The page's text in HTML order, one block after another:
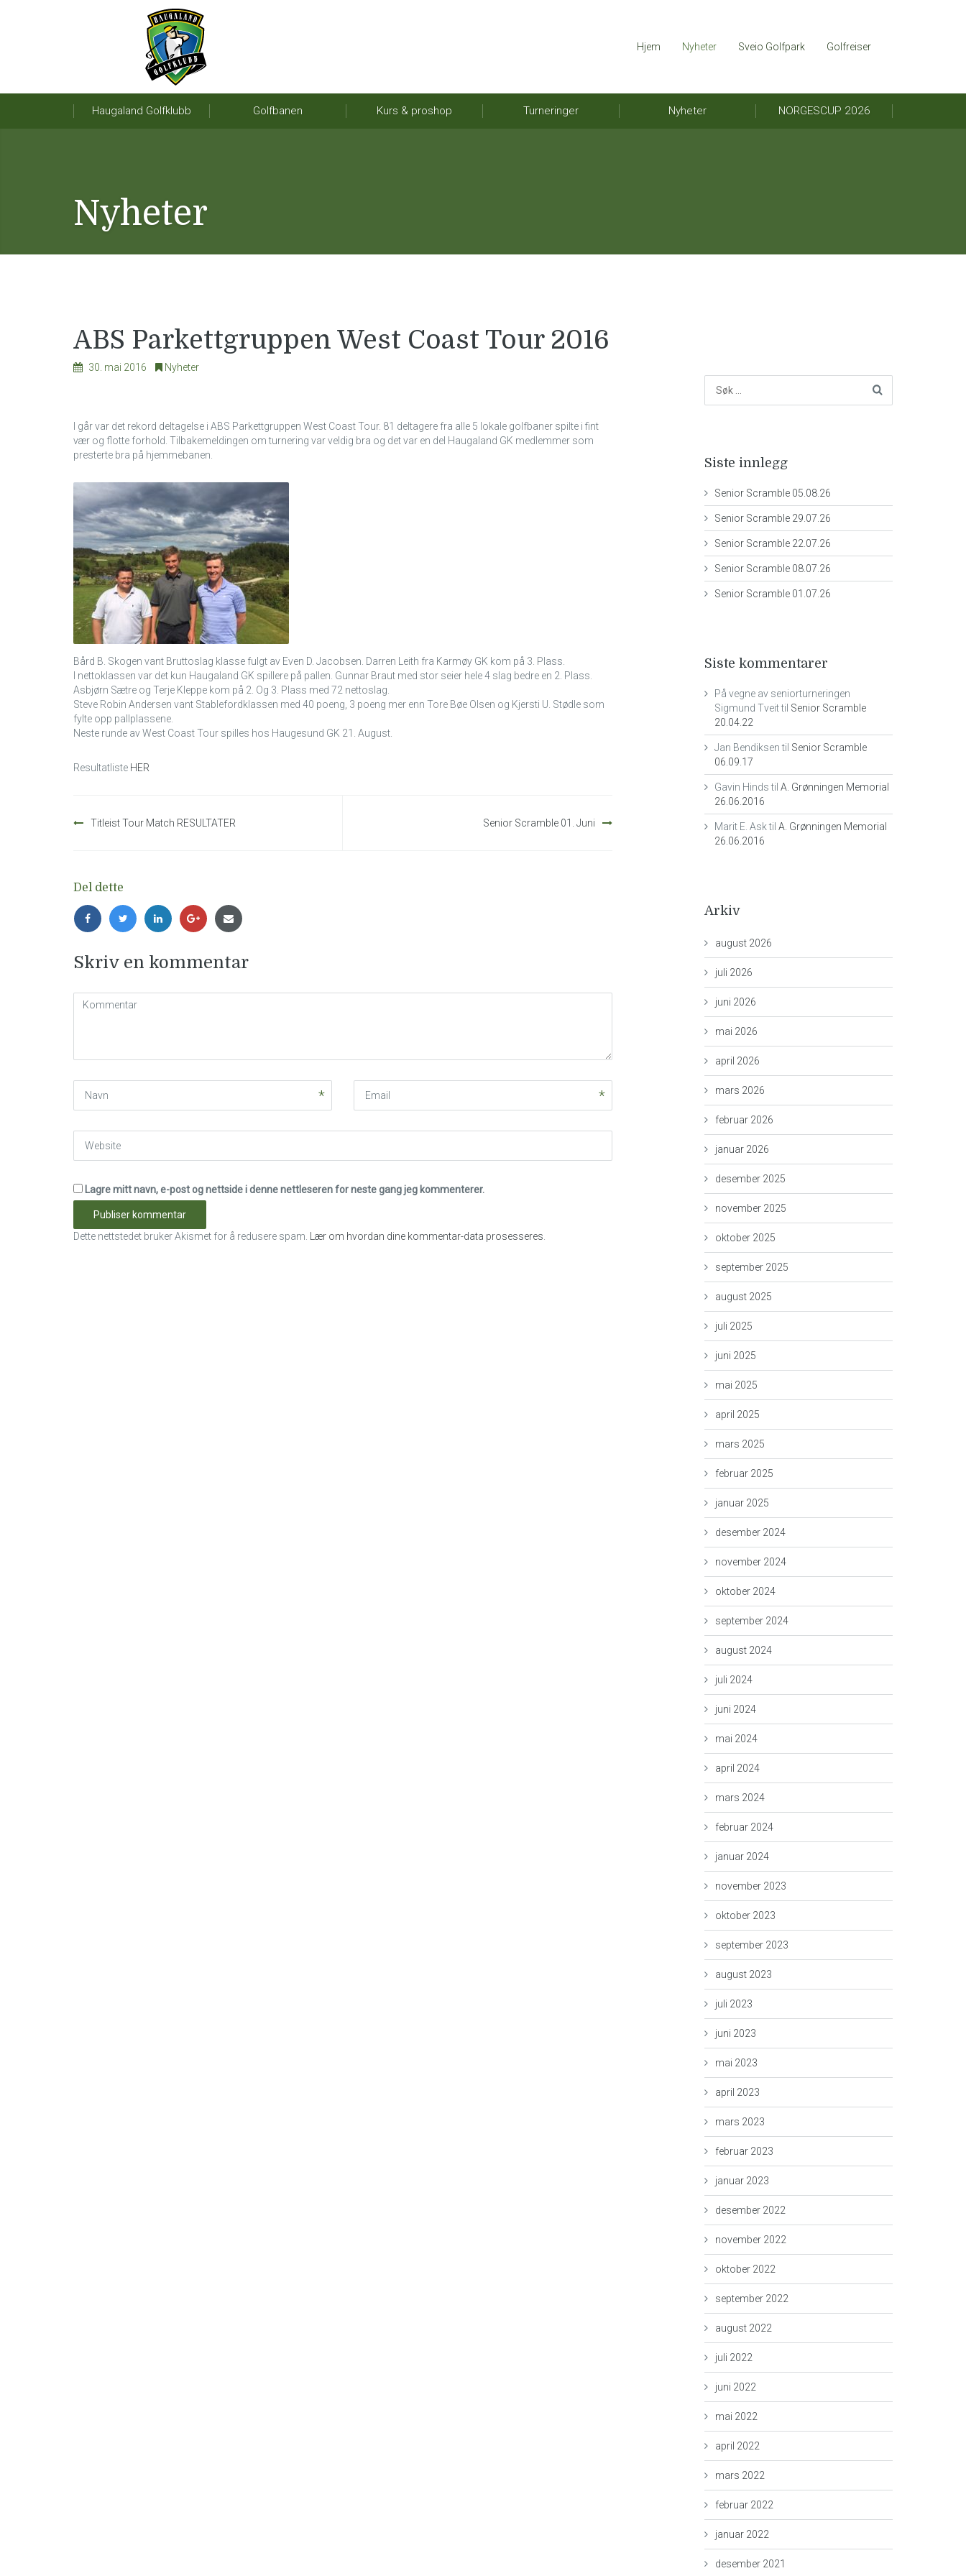
Hjem Nyheter Sveio Golfpark Golfreiser
Haugaland Golfklubb Golfbanen Kurs & proshop Turneringer Nyheter NORGESCUP 2026
Nyheter
ABS Parkettgruppen West Coast Tour 2016
30. mai 2016 Nyheter
I går var det rekord deltagelse i ABS Parkettgruppen West Coast Tour. 81 deltagere fra alle 5 lokale golfbaner spilte i fint
vær og flotte forhold. Tilbakemeldingen om turnering var veldig bra og det var en del Haugaland GK medlemmer som
presterte bra på hjemmebanen.
Bård B. Skogen vant Bruttoslag klasse fulgt av Even D. Jacobsen. Darren Leith fra Karmøy GK kom på 3. Plass.
I nettoklassen var det kun Haugaland GK spillere på pallen. Gunnar Braut med stor seier hele 4 slag bedre en 2. Plass.
Asbjørn Sætre og Terje Kleppe kom på 2. Og 3. Plass med 72 nettoslag.
Steve Robin Andersen vant Stablefordklassen med 40 poeng, 3 poeng mer enn Tore Bøe Olsen og Kjersti U. Stødle som
fylte opp pallplassene.
Neste runde av West Coast Tour spilles hos Haugesund GK 21. August.
Resultatliste HER
Titleist Tour Match RESULTATER Senior Scramble 01. Juni
Del dette
Skriv en kommentar
Kommentar
Lagre mitt navn, e-post og nettside i denne nettleseren for neste gang jeg kommenterer.
Dette nettstedet bruker Akismet for å redusere spam. Lær om hvordan dine kommentar-data prosesseres
Siste innlegg
Senior Scramble 05.08.26
Senior Scramble 29.07.26
Senior Scramble 22.07.26
Senior Scramble 08.07.26
Senior Scramble 01.07.26
Siste kommentarer
På vegne av seniorturneringen
Sigmund Tveittil Senior Scramble
20.04.22
Jan Bendiksentil Senior Scramble
06.09.17
Gavin Hindstil A. Grønningen Memorial
26.06.2016
Marit E. Asktil A. Grønningen Memorial
26.06.2016
Arkiv
august 2026
juli 2026
juni 2026
mai 2026
april 2026
mars 2026
februar 2026
januar 2026
desember 2025
november 2025
oktober 2025
september 2025
august 2025
juli 2025
juni 2025
mai 2025
april 2025
mars 2025
februar 2025
januar 2025
desember 2024
november 2024
oktober 2024
september 2024
august 2024
juli 2024
juni 2024
mai 2024
april 2024
mars 2024
februar 2024
januar 2024
november 2023
oktober 2023
september 2023
august 2023
juli 2023
juni 2023
mai 2023
april 2023
mars 2023
februar 2023
januar 2023
desember 2022
november 2022
oktober 2022
september 2022
august 2022
juli 2022
juni 2022
mai 2022
april 2022
mars 2022
februar 2022
januar 2022
desember 2021